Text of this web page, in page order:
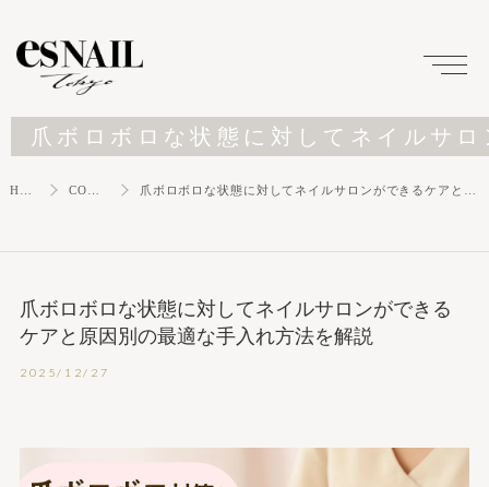
爪ボロボロな状態に対してネイルサ
爪ボロボロな状態に対してネイルサロンができる
ケアと原因別の最適な手入れ方法を解説
2025/12/27